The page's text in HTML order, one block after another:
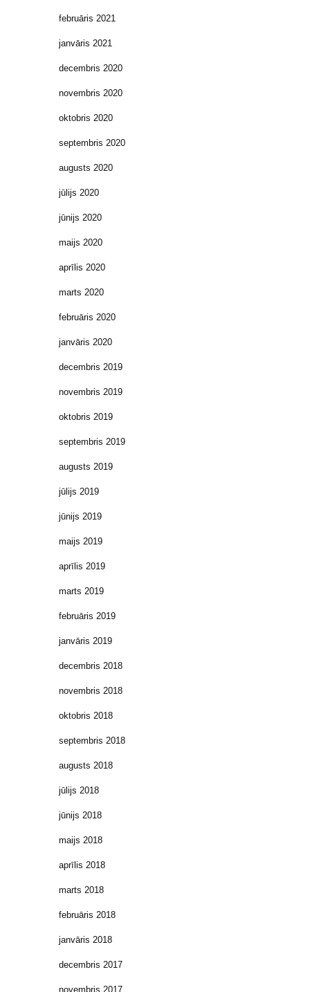
februāris 2021
janvāris 2021
decembris 2020
novembris 2020
oktobris 2020
septembris 2020
augusts 2020
jūlijs 2020
jūnijs 2020
maijs 2020
aprīlis 2020
marts 2020
februāris 2020
janvāris 2020
decembris 2019
novembris 2019
oktobris 2019
septembris 2019
augusts 2019
jūlijs 2019
jūnijs 2019
maijs 2019
aprīlis 2019
marts 2019
februāris 2019
janvāris 2019
decembris 2018
novembris 2018
oktobris 2018
septembris 2018
augusts 2018
jūlijs 2018
jūnijs 2018
maijs 2018
aprīlis 2018
marts 2018
februāris 2018
janvāris 2018
decembris 2017
novembris 2017